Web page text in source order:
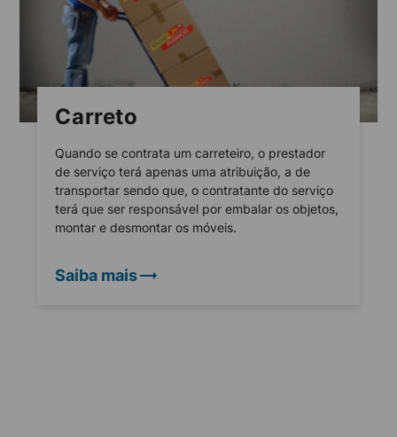
Carreto
Quando se contrata um carreteiro, o prestador
de serviço terá apenas uma atribuição, a de
transportar sendo que, o contratante do serviço
terá que ser responsável por embalar os objetos,
montar e desmontar os móveis.
Saiba mais